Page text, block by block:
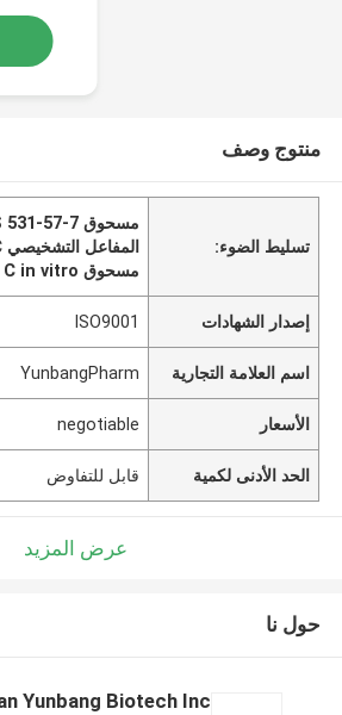
منتوج وصف
تسليط الضوء:
مسحوق Azur C CAS 531-57-7
المفاعل التشخيصي Azur C
مسحوق Azur C in vitro
إصدار الشهادات ISO9001
اسم العلامة التجارية YunbangPharm
الأسعار negotiable
الحد الأدنى لكمية قابل للتفاوض
عرض المزيد
حول نا